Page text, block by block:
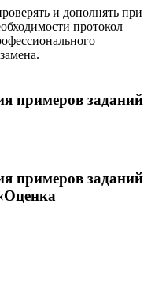
и дополнять при
протокол
примеров заданий
примеров заданий